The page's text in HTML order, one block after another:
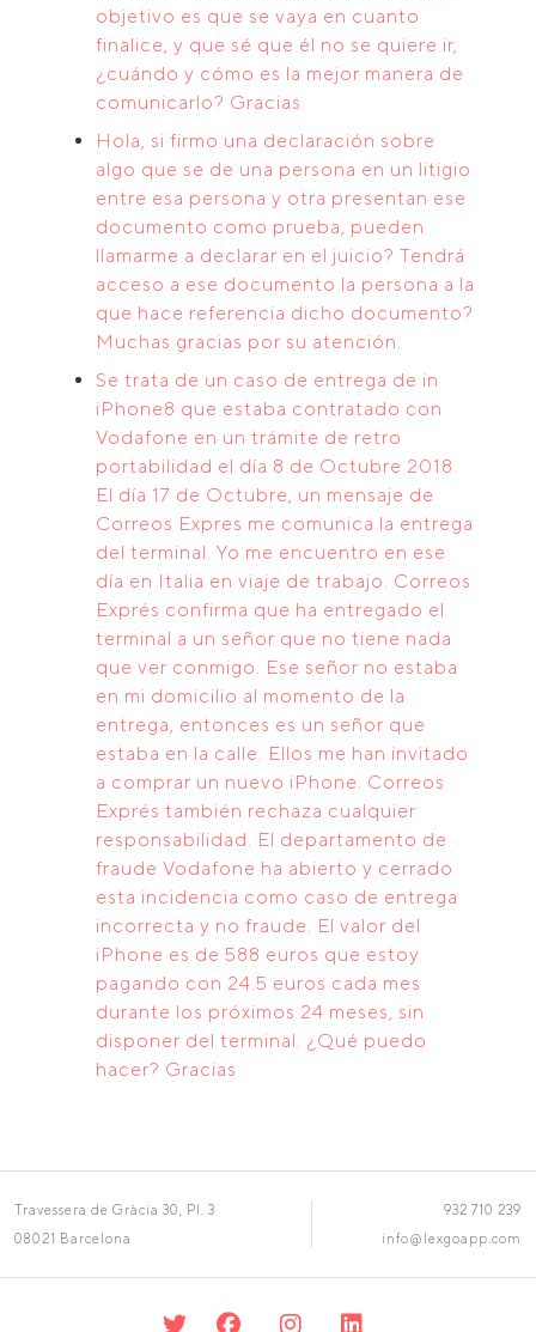
objetivo es que se vaya en cuanto
finalice, y que sé que él no se quiere ir,
¿cuándo y cómo es la mejor manera de
comunicarlo? Gracias
Hola, si firmo una declaración sobre
algo que se de una persona en un litigio
entre esa persona y otra presentan ese
documento como prueba, pueden
llamarme a declarar en el juicio? Tendrá
acceso a ese documento la persona a la
que hace referencia dicho documento?
Muchas gracias por su atención.
Se trata de un caso de entrega de in
iPhone8 que estaba contratado con
Vodafone en un trámite de retro
portabilidad el día 8 de Octubre 2018.
El día 17 de Octubre, un mensaje de
Correos Expres me comunica la entrega
del terminal. Yo me encuentro en ese
día en Italia en viaje de trabajo. Correos
Exprés confirma que ha entregado el
terminal a un señor que no tiene nada
que ver conmigo. Ese señor no estaba
en mi domicilio al momento de la
entrega, entonces es un señor que
estaba en la calle. Ellos me han invitado
a comprar un nuevo iPhone. Correos
Exprés también rechaza cualquier
responsabilidad. El departamento de
fraude Vodafone ha abierto y cerrado
esta incidencia como caso de entrega
incorrecta y no fraude. El valor del
iPhone es de 588 euros que estoy
pagando con 24.5 euros cada mes
durante los próximos 24 meses, sin
disponer del terminal. ¿Qué puedo
hacer? Gracias
Travessera de Gràcia 30, Pl. 3
08021 Barcelona
932 710 239
info@lexgoapp.com